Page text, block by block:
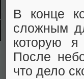
В конце
сложным
которую
После
что дело